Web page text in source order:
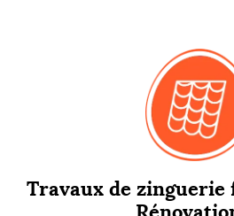
Travaux de zinguerie